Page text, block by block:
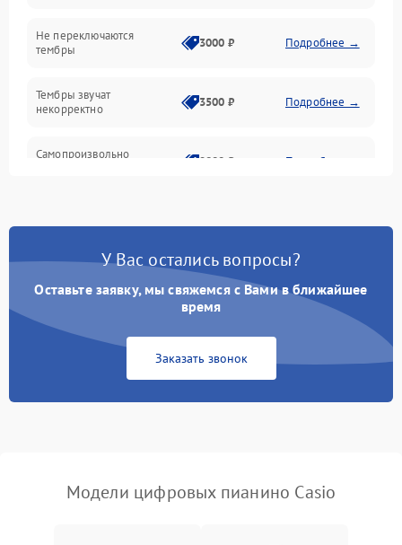
Аудио
Оптика
Не переключаются
тембры
3000 ₽ Подробнее →
Тембры звучат
некорректно
3500 ₽ Подробнее →
Самопроизвольно
2800 ₽ Подробнее →
У Вас остались вопросы?
Оставьте заявку, мы свяжемся с Вами в ближайшее
время
Заказать звонок
Модели цифровых пианино Casio